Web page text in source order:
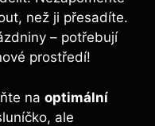
než ⁢ji přesadíte.⁢
– potřebují
prostředí!
na optimální
ale